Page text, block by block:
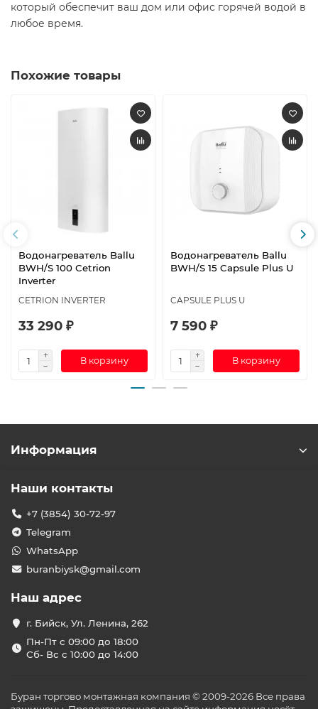
который обеспечит ваш дом или офис горячей водой в
любое время.​
Похожие товары
Водонагреватель Ballu
BWH/S 100 Cetrion
Inverter
CETRION INVERTER
33 290 ₽
В корзину
Водонагреватель Ballu
BWH/S 15 Capsule Plus U
CAPSULE PLUS U
7 590 ₽
В корзину
Информация
Наши контакты
+7 (3854) 30-72-97
Telegram
WhatsApp
buranbiysk@gmail.com
Наш адрес
г. Бийск, Ул. Ленина, 262
Пн-Пт с 09:00 до 18:00
Сб- Вс с 10:00 до 14:00
Буран торгово монтажная компания © 2009-2026 Все права